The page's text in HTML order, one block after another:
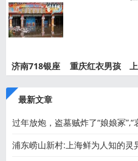
孩事件
济南718银座
重庆红衣男孩
最新文章
过年放炮，盗墓贼炸了“娘娘冢”,“
浦东崂山新村:上海鲜为人知的灵